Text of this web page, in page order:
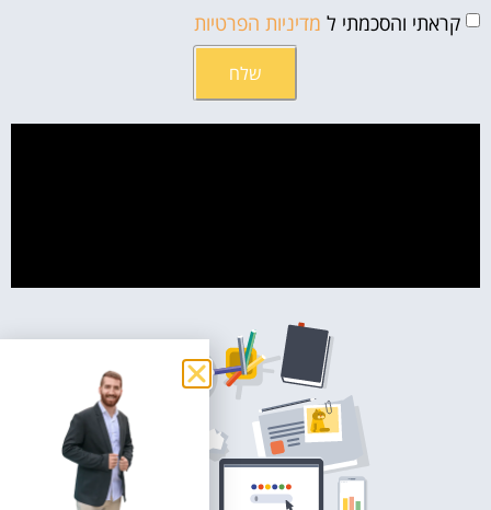
קראתי והסכמתי ל מדיניות הפרטיות
שלח